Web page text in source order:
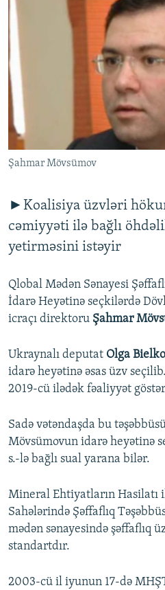
RADIO ARXIV
AZƏRBAYCAN ƏDƏBIYYATI
İSLAM VƏ DEMOKRATIYA
İZ - MƏDƏNIYYƏT PROQRAMI
PEŞƏ ETIKASI VƏ JURNALISTIKA
MATERIALLARIMIZDAN ISTIFADƏ
AZADLIQRADIOSU MOBIL
BIZIMLƏ ƏLAQƏ
BIZI IZLƏ
RFE/RL-in bütün saytları
Şahmar Mövsümov
►Koalisiya üzvləri
cəmiyyəti ilə bağlı
yetirməsini istəyir
Qlobal Mədən Sənayesi
İdarə Heyətinə seçkilərdə
icraçı direktoru Şahmar
Ukraynalı deputat Olga
idarə heyətinə əsas üzv
2019-cü ilədək fəaliyyət
Sadə vətəndaşda bu
Mövsümovun idarə heyətinə
s.-lə bağlı sual yarana bilər.
Mineral Ehtiyatların Hasilatı
Sahələrində Şəffaflıq
mədən sənayesində şəffaflıq
standartdır.
2003-cü il iyunun 17-də